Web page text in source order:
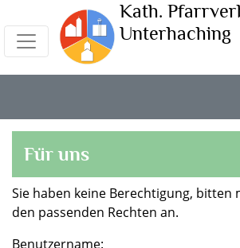
Kath.
Unterhaching
Für uns
Sie haben keine Berechtigung, bitten
den passenden Rechten an.
Benutzername: